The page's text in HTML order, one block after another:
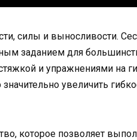
силы и выносливости.
заданием для
и упражнениями на
увеличить
которое позволяет